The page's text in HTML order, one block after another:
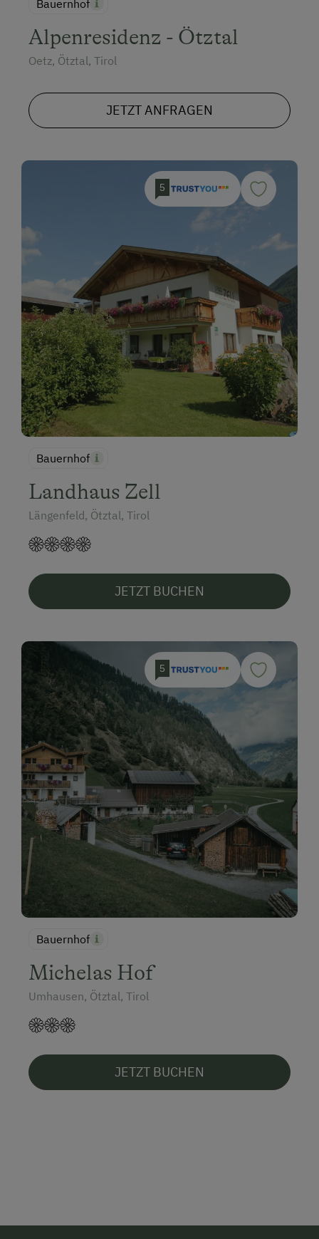
Bauernhof
Alpenresidenz - Ötztal
Oetz, Ötztal, Tirol
JETZT ANFRAGEN
5
Bauernhof
Landhaus Zell
Längenfeld, Ötztal, Tirol
JETZT BUCHEN
5
Bauernhof
Michelas Hof
Umhausen, Ötztal, Tirol
JETZT BUCHEN